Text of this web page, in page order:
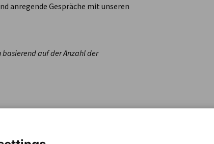
anregende Gespräche mit unseren
auf der Anzahl der